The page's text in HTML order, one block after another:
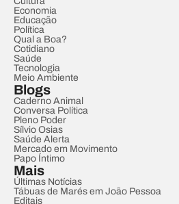
Economia
Educação
Política
Qual a Boa?
Cotidiano
Saúde
Tecnologia
Meio Ambiente
Blogs
Caderno Animal
Conversa Política
Pleno Poder
Sílvio Osias
Saúde Alerta
Mercado em Movimento
Papo Íntimo
Mais
Últimas Notícias
Tábuas de Marés em João Pessoa
Editais